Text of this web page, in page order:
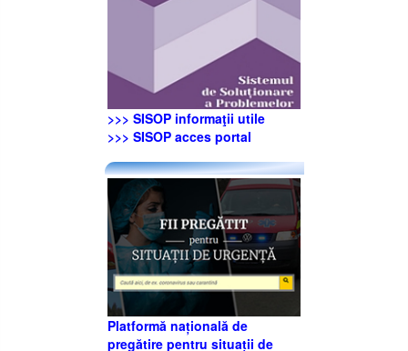
>>> SISOP informaţii utile
>>> SISOP acces portal
Platformă națională de
pregătire pentru situații de